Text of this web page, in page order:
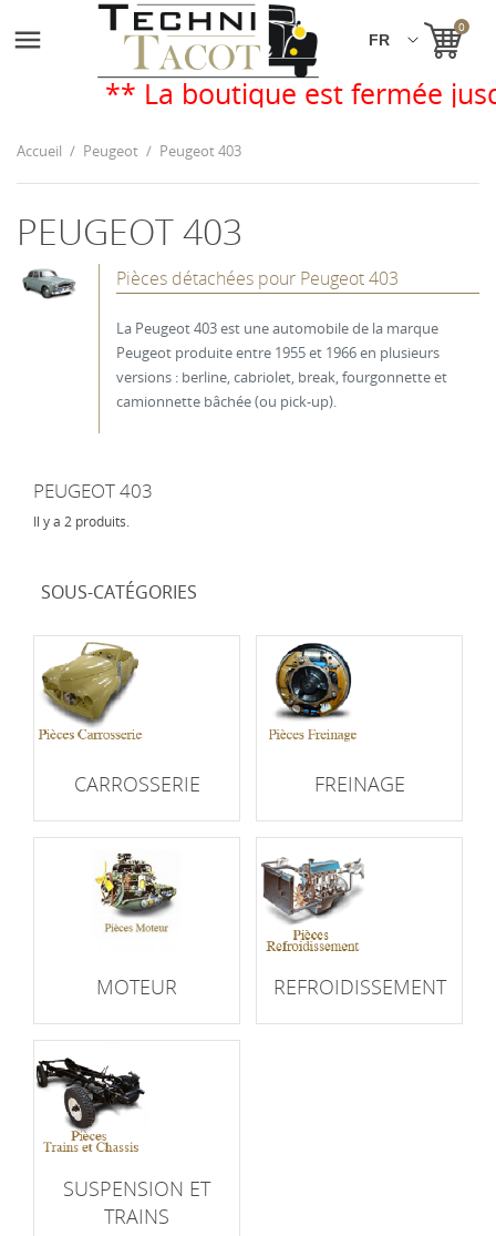
 0
** La boutique est fermée
Accueil Peugeot Peugeot 403
PEUGEOT 403
Pièces détachées pour Peugeot 403
La Peugeot 403 est une automobile de la marque
Peugeot produite entre 1955 et 1966 en plusieurs
versions : berline, cabriolet, break, fourgonnette et
camionnette bâchée (ou pick-up).
PEUGEOT 403
Il y a 2 produits.
SOUS-CATÉGORIES
CARROSSERIE FREINAGE
MOTEUR REFROIDISSEMENT
SUSPENSION ET
TRAINS